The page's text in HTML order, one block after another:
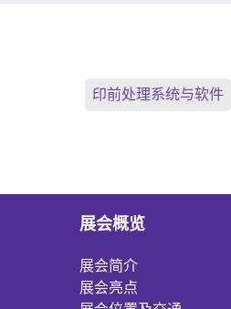
印前处理系统与软件
展会概览
展会简介
展会亮点